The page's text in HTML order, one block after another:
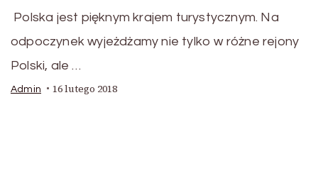
Polska jest pięknym krajem turystycznym. Na
odpoczynek wyjeżdżamy nie tylko w różne rejony
Polski, ale …
Admin 16 lutego 2018